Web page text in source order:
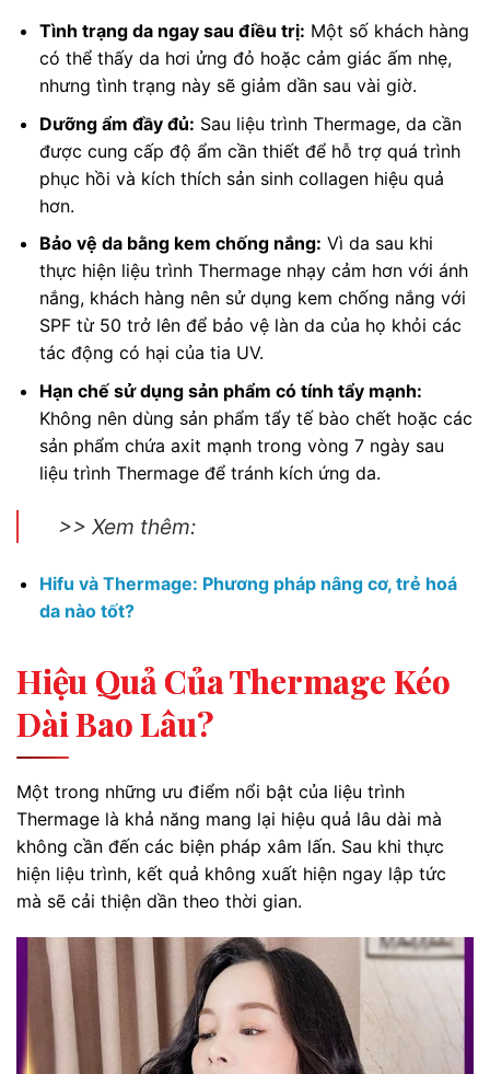
Tình trạng da ngay sau điều trị: Một số khách hàng
có thể thấy da hơi ửng đỏ hoặc cảm giác ấm nhẹ,
nhưng tình trạng này sẽ giảm dần sau vài giờ.
Dưỡng ẩm đầy đủ: Sau liệu trình Thermage, da cần
được cung cấp độ ẩm cần thiết để hỗ trợ quá trình
phục hồi và kích thích sản sinh collagen hiệu quả
hơn.
Bảo vệ da bằng kem chống nắng: Vì da sau khi
thực hiện liệu trình Thermage nhạy cảm hơn với ánh
nắng, khách hàng nên sử dụng kem chống nắng với
SPF từ 50 trở lên để bảo vệ làn da của họ khỏi các
tác động có hại của tia UV.
Hạn chế sử dụng sản phẩm có tính tẩy mạnh:
Không nên dùng sản phẩm tẩy tế bào chết hoặc các
sản phẩm chứa axit mạnh trong vòng 7 ngày sau
liệu trình Thermage để tránh kích ứng da.
>> Xem thêm:
Hifu và Thermage: Phương pháp nâng cơ, trẻ hoá
da nào tốt?
Hiệu Quả Của Thermage Kéo
Dài Bao Lâu?
Một trong những ưu điểm nổi bật của liệu trình
Thermage là khả năng mang lại hiệu quả lâu dài mà
không cần đến các biện pháp xâm lấn. Sau khi thực
hiện liệu trình, kết quả không xuất hiện ngay lập tức
mà sẽ cải thiện dần theo thời gian.